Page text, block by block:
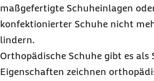
maßgefertigte Schuheinlagen
konfektionierter Schuhe nicht
lindern.
Orthopädische Schuhe gibt es
Eigenschaften zeichnen